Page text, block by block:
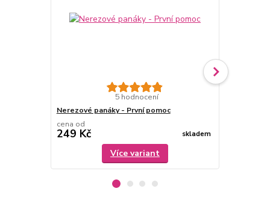
5 hodnocení
Nerezové panáky - První pomoc
cena od
249 Kč skladem
Více variant